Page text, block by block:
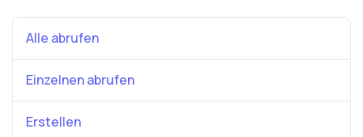
Alle abrufen
Einzelnen abrufen
Erstellen